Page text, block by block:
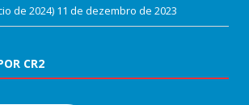
de 2024) 11 de dezembro de 2023
CR2